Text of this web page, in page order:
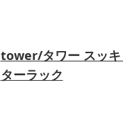
tower/タワー スッキ
ターラック